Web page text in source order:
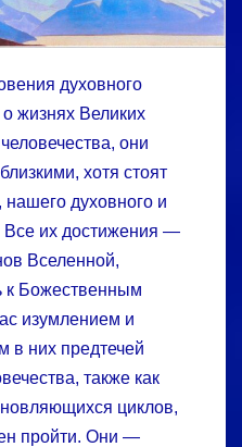
духовного
жизнях Великих
они
хотя стоят
духовного и
Все их достижения —
Вселенной,
к Божественным
изумлением и
в них предтечей
также как
циклов,
пройти. Они —